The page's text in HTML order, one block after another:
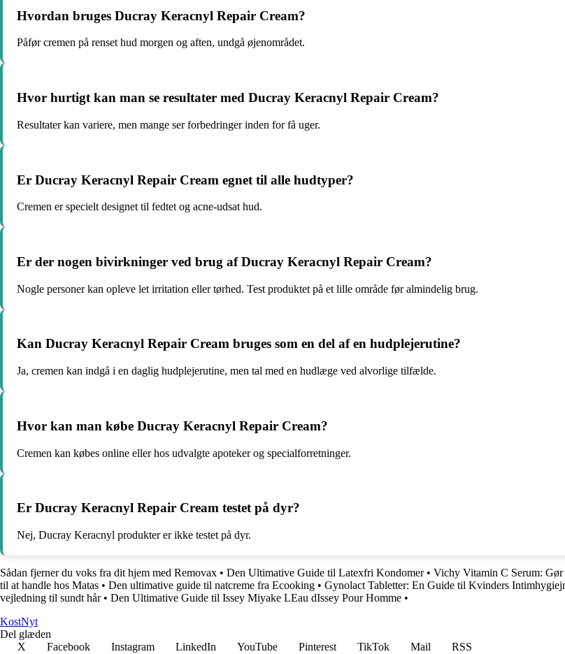
Hvordan bruges Ducray Keracnyl Repair Cream?
Påfør cremen på renset hud morgen og aften, undgå øjenområdet.
Hvor hurtigt kan man se resultater med Ducray Keracnyl Repair Cream?
Resultater kan variere, men mange ser forbedringer inden for få uger.
Er Ducray Keracnyl Repair Cream egnet til alle hudtyper?
Cremen er specielt designet til fedtet og acne-udsat hud.
Er der nogen bivirkninger ved brug af Ducray Keracnyl Repair Cream?
Nogle personer kan opleve let irritation eller tørhed. Test produktet på et lille område før almindelig brug.
Kan Ducray Keracnyl Repair Cream bruges som en del af en hudplejerutine?
Ja, cremen kan indgå i en daglig hudplejerutine, men tal med en hudlæge ved alvorlige tilfælde.
Hvor kan man købe Ducray Keracnyl Repair Cream?
Cremen kan købes online eller hos udvalgte apoteker og specialforretninger.
Er Ducray Keracnyl Repair Cream testet på dyr?
Nej, Ducray Keracnyl produkter er ikke testet på dyr.
Sådan fjerner du voks fra dit hjem med Removax • Den Ultimative Guide til Latexfri Kondomer• Vichy Vitamin C Serum:
til at handle hos Matas • Den ultimative guide til natcreme fra Ecooking • Gynolact Tabletter: En Guide til Kvinders
vejledning til sundt hår• Den Ultimative Guide til Issey Miyake LEau dIssey Pour Homme •
KostNyt
Del glæden
X
Facebook Instagram LinkedIn YouTube Pinterest TikTok Mail
RSS